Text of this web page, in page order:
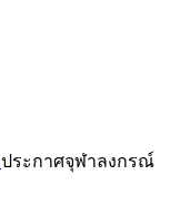
ประกาศจุฬาลงกรณ์